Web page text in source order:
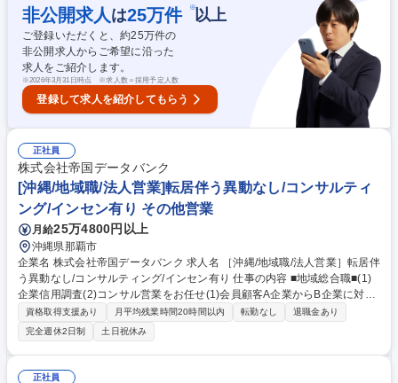
・上記オペレーションに関する社内システムへの入力業務 ・資金繰り業務
（口座管理）、各種報告資料作成 等 ※業務の性質上の要からオフィス出
社が基本となります 募集職種 大阪【市場事務G（管理監督者）】WEB面
接可/年間休日125日
非公開求人 は25万件 ※以上
ご登録いただくと、約25万件の
非公開求人からご希望に沿った
求人をご紹介します。
※2026年3月31日時点 ※求人数＝採用予定人数
登録して求人を紹介してもらう
正社員
株式会社帝国データバンク
[沖縄/地域職/法人営業]転居伴う異動なし/コンサルティ
ング/インセン有り その他営業
月給25万4800円以上
沖縄県那覇市
企業名 株式会社帝国データバンク 求人名 ［沖縄/地域職/法人営業］転居伴
う異動なし/コンサルティング/インセン有り 仕事の内容 ■地域総合職■(1)
企業信用調査(2)コンサル営業をお任せ(1)会員顧客A企業からB企業に対す
る調査依頼を受け「企業信用調査」を実施。企業間商取引の円滑化支援(2)
会員顧客へのコンサル営業＋会員獲得への営業 ■信用調査(約80項目)：事
業内容やビジネスモデル、財務状況の聞き取り ■提案営業内容：業界動
向・市場情報等のデータベース提供、新規顧客先への信用調査の実施、後
継者育成・事業承継支援等独自サービスの提案【魅力】顧客に対し伴走型
資格取得支援あり 月平均残業時間20時間以内 転勤なし
退職金あり
完全週休2日制
土日祝休み
正社員